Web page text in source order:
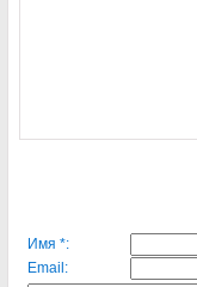
Имя *:
Email: